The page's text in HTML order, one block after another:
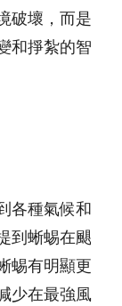
破壞，而是
和掙紮的智
各種氣候和
到蜥蜴在颶
蜴有明顯更
少在最強風